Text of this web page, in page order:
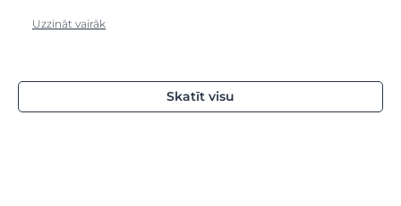
Uzzināt vairāk
Skatīt visu